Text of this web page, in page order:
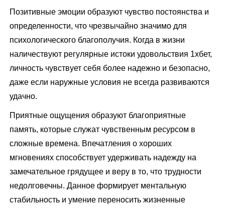
Позитивные эмоции образуют чувство постоянства и
определенности, что чрезвычайно значимо для
психологического благополучия. Когда в жизни
наличествуют регулярные истоки удовольствия 1хбет,
личность чувствует себя более надежно и безопасно,
даже если наружные условия не всегда развиваются
удачно.
Приятные ощущения образуют благоприятные
память, которые служат чувственным ресурсом в
сложные времена. Впечатления о хороших
мгновениях способствует удерживать надежду на
замечательное грядущее и веру в то, что трудности
недолговечны. Данное формирует ментальную
стабильность и умение переносить жизненные